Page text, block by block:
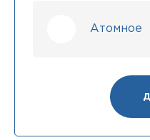
Атомное